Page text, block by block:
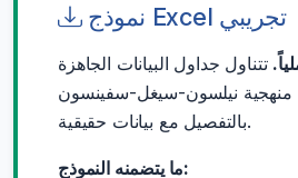
نموذج Excel تجريبي
تتناول جداول البيانات الجاهزة
منهجية نيلسون-سيغل-سفينسون
بالتفصيل مع بيانات حقيقية.
ما يتضمنه النموذج: